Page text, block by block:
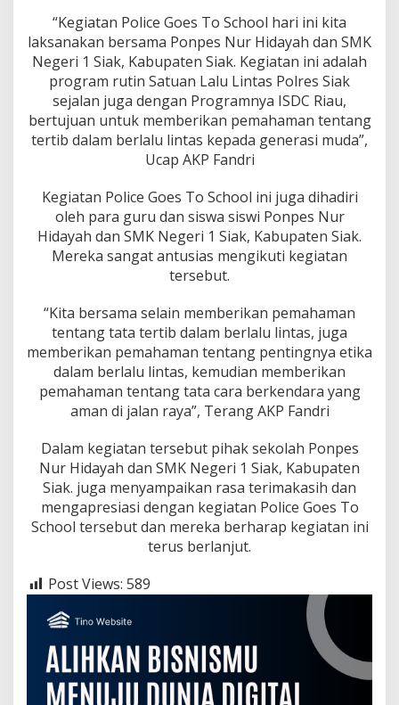
e
r
s
a
m
a
I
S
D
C
“Kegiatan Police Goes To School hari ini kita
laksanakan bersama Ponpes Nur Hidayah dan SMK
Negeri 1 Siak, Kabupaten Siak. Kegiatan ini adalah
program rutin Satuan Lalu Lintas Polres Siak
sejalan juga dengan Programnya ISDC Riau,
bertujuan untuk memberikan pemahaman tentang
tertib dalam berlalu lintas kepada generasi muda”,
Ucap AKP Fandri
Kegiatan Police Goes To School ini juga dihadiri
oleh para guru dan siswa siswi Ponpes Nur
Hidayah dan SMK Negeri 1 Siak, Kabupaten Siak.
Mereka sangat antusias mengikuti kegiatan
tersebut.
“Kita bersama selain memberikan pemahaman
tentang tata tertib dalam berlalu lintas, juga
memberikan pemahaman tentang pentingnya etika
dalam berlalu lintas, kemudian memberikan
pemahaman tentang tata cara berkendara yang
aman di jalan raya”, Terang AKP Fandri
Dalam kegiatan tersebut pihak sekolah Ponpes
Nur Hidayah dan SMK Negeri 1 Siak, Kabupaten
Siak. juga menyampaikan rasa terimakasih dan
mengapresiasi dengan kegiatan Police Goes To
School tersebut dan mereka berharap kegiatan ini
terus berlanjut.
Post Views: 589